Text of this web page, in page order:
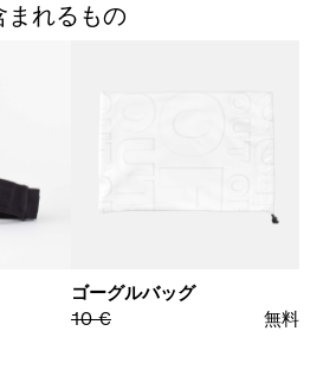
まれるもの
ゴーグルバッグ
10€ 無料